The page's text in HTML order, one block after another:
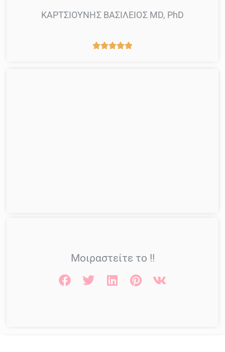
ΚΑΡΤΣΙΟΥΝΗΣ ΒΑΣΙΛΕΙΟΣ MD, PhD

Μοιραστείτε το !!